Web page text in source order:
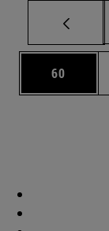
Página
60